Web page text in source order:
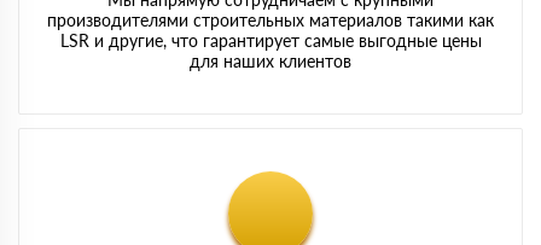
производителями строительных материалов такими как
LSR и другие, что гарантирует самые выгодные цены
для наших клиентов